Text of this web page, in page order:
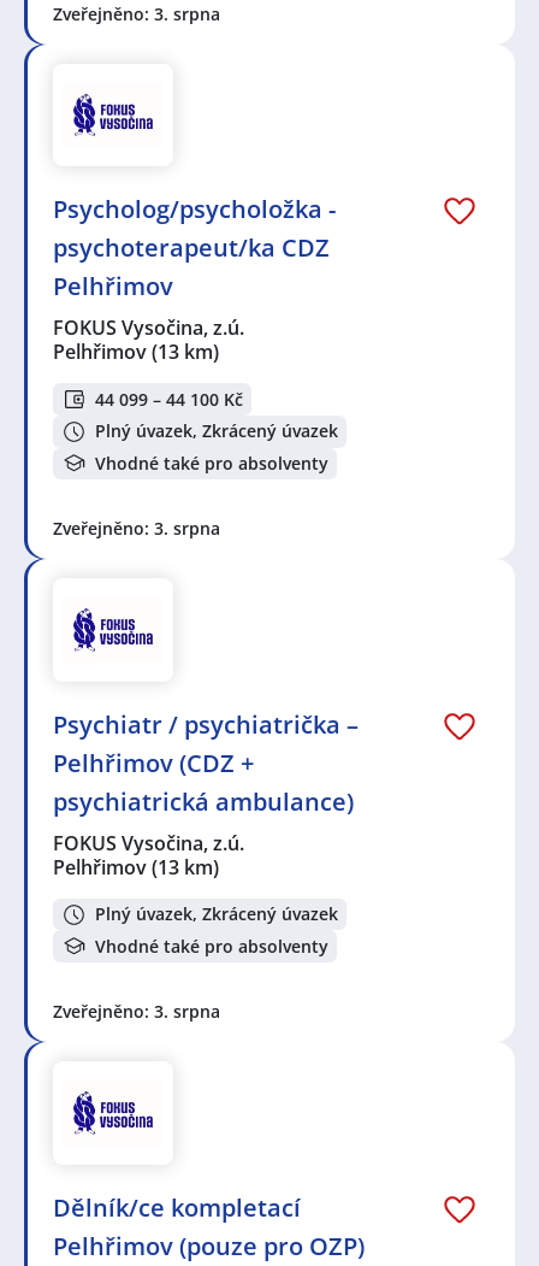
Zveřejněno: 3. srpna
Psycholog/psycholožka -
psychoterapeut/ka CDZ
Pelhřimov
FOKUS Vysočina, z.ú.
Pelhřimov(13 km)
44 099 – 44 100 Kč
Plný úvazek, Zkrácený úvazek
Vhodné také pro absolventy
Zveřejněno: 3. srpna
Psychiatr / psychiatrička –
Pelhřimov (CDZ +
psychiatrická ambulance)
FOKUS Vysočina, z.ú.
Pelhřimov(13 km)
Plný úvazek, Zkrácený úvazek
Vhodné také pro absolventy
Zveřejněno: 3. srpna
Dělník/ce kompletací
Pelhřimov (pouze pro OZP)